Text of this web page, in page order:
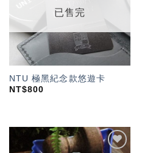
已售完
NTU 極黑紀念款悠遊卡
NT$800